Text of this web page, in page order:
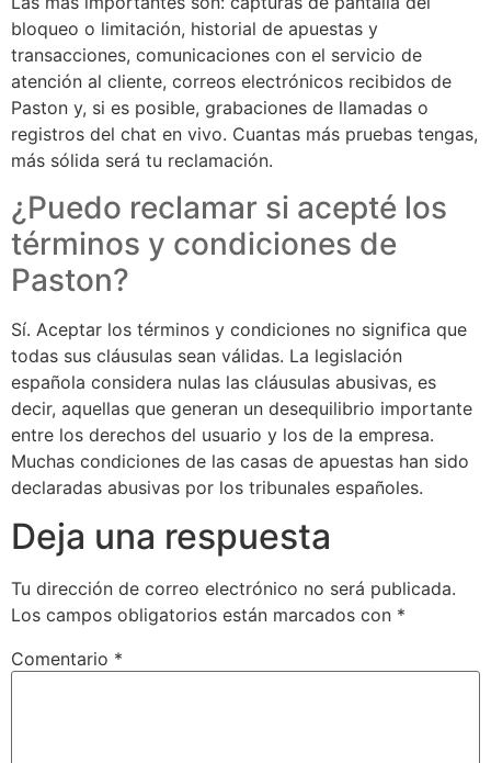
bloqueo o limitación, historial de apuestas y
transacciones, comunicaciones con el servicio de
atención al cliente, correos electrónicos recibidos de
Paston y, si es posible, grabaciones de llamadas o
registros del chat en vivo. Cuantas más pruebas tengas,
más sólida será tu reclamación.
¿Puedo reclamar si acepté los
términos y condiciones de
Paston?
Sí. Aceptar los términos y condiciones no significa que
todas sus cláusulas sean válidas. La legislación
española considera nulas las cláusulas abusivas, es
decir, aquellas que generan un desequilibrio importante
entre los derechos del usuario y los de la empresa.
Muchas condiciones de las casas de apuestas han sido
declaradas abusivas por los tribunales españoles.
Deja una respuesta
Tu dirección de correo electrónico no será publicada.
Los campos obligatorios están marcados con *
Comentario *